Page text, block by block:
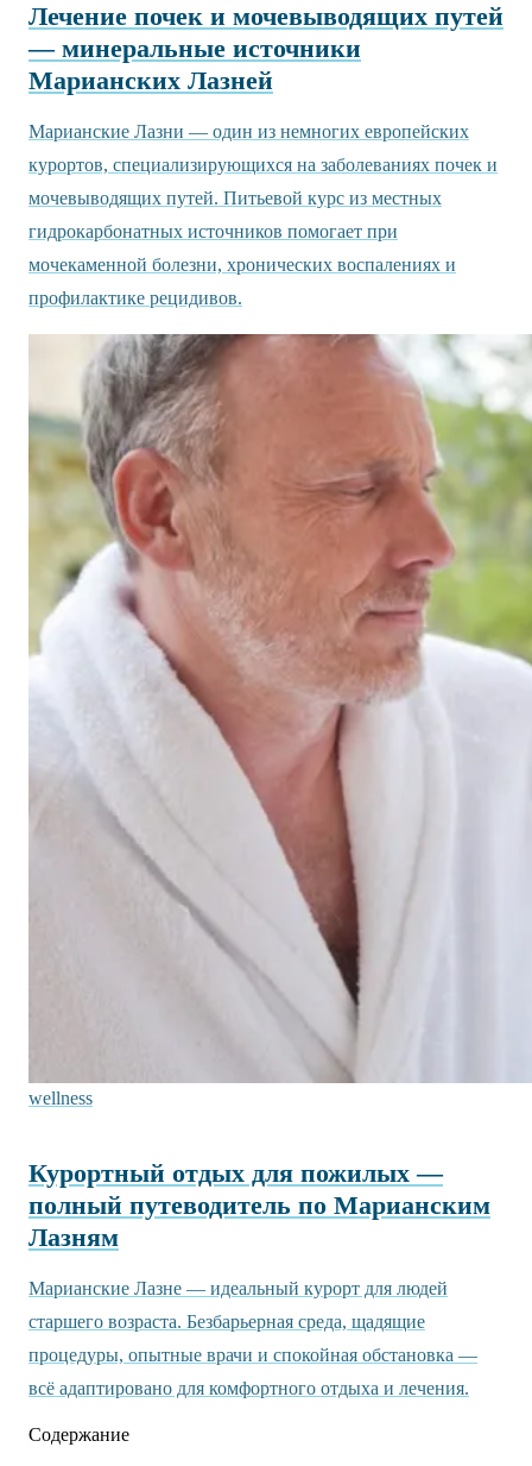
Лечение почек и мочевыводящих путей
— минеральные источники
Марианских Лазней
Марианские Лазни — один из немногих европейских
курортов, специализирующихся на заболеваниях почек и
мочевыводящих путей. Питьевой курс из местных
гидрокарбонатных источников помогает при
мочекаменной болезни, хронических воспалениях и
профилактике рецидивов.
wellness
Курортный отдых для пожилых —
полный путеводитель по Марианским
Лазням
Марианские Лазне — идеальный курорт для людей
старшего возраста. Безбарьерная среда, щадящие
процедуры, опытные врачи и спокойная обстановка —
всё адаптировано для комфортного отдыха и лечения.
Содержание